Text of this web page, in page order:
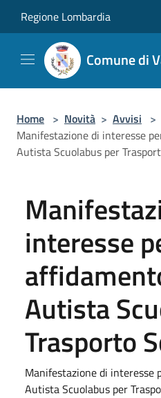
Regione Lombardia
Comune di
Home > Novità > Avvisi >
Manifestazione di interesse
Autista Scuolabus per
interesse
Autista
Trasporto
Manifestazione di interesse
Autista Scuolabus per